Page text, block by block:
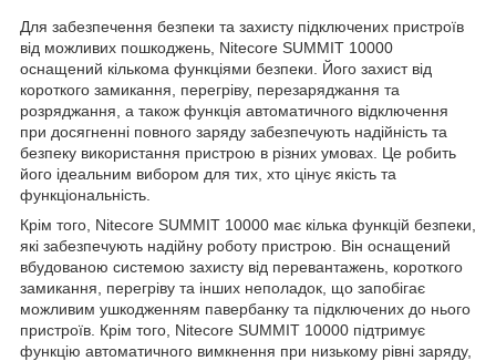
Для забезпечення безпеки та захисту підключених пристроїв
від можливих пошкоджень, Nitecore SUMMIT 10000
оснащений кількома функціями безпеки. Його захист від
короткого замикання, перегріву, перезаряджання та
розряджання, а також функція автоматичного відключення
при досягненні повного заряду забезпечують надійність та
безпеку використання пристрою в різних умовах. Це робить
його ідеальним вибором для тих, хто цінує якість та
функціональність.
Крім того, Nitecore SUMMIT 10000 має кілька функцій безпеки,
які забезпечують надійну роботу пристрою. Він оснащений
вбудованою системою захисту від перевантажень, короткого
замикання, перегріву та інших неполадок, що запобігає
можливим ушкодженням павербанку та підключених до нього
пристроїв. Крім того, Nitecore SUMMIT 10000 підтримує
функцію автоматичного вимкнення при низькому рівні заряду,